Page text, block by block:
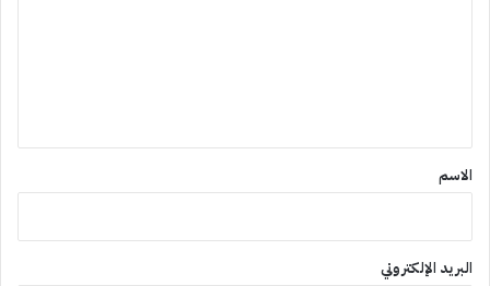
*
الاسم
البريد الإلكتروني